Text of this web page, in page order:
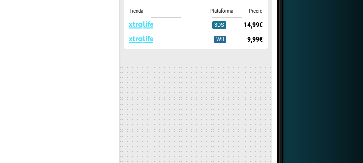
Tienda Plataforma Precio
3DS 14,99€
Wii 9,99€